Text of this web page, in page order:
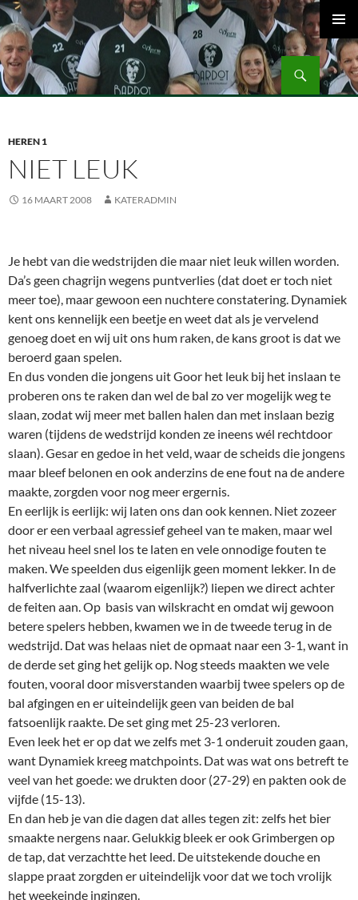
Ga
naar
de
inhoud
Volleybalvereniging Vips Bardot
Zoeken
MENU
HEREN 1
NIET LEUK
16 MAART 2008 KATERADMIN
Je hebt van die wedstrijden die maar niet leuk willen worden.
Da’s geen chagrijn wegens puntverlies (dat doet er toch niet
meer toe), maar gewoon een nuchtere constatering. Dynamiek
kent ons kennelijk een beetje en weet dat als je vervelend
genoeg doet en wij uit ons hum raken, de kans groot is dat we
beroerd gaan spelen.
En dus vonden die jongens uit Goor het leuk bij het inslaan te
proberen ons te raken dan wel de bal zo ver mogelijk weg te
slaan, zodat wij meer met ballen halen dan met inslaan bezig
waren (tijdens de wedstrijd konden ze ineens wél rechtdoor
slaan). Gesar en gedoe in het veld, waar de scheids die jongens
maar bleef belonen en ook anderzins de ene fout na de andere
maakte, zorgden voor nog meer ergernis.
En eerlijk is eerlijk: wij laten ons dan ook kennen. Niet zozeer
door er een verbaal agressief geheel van te maken, maar wel
het niveau heel snel los te laten en vele onnodige fouten te
maken. We speelden dus eigenlijk geen moment lekker. In de
halfverlichte zaal (waarom eigenlijk?) liepen we direct achter
de feiten aan. Op basis van wilskracht en omdat wij gewoon
betere spelers hebben, kwamen we in de tweede terug in de
wedstrijd. Dat was helaas niet de opmaat naar een 3-1, want in
de derde set ging het gelijk op. Nog steeds maakten we vele
fouten, vooral door misverstanden waarbij twee spelers op de
bal afgingen en er uiteindelijk geen van beiden de bal
fatsoenlijk raakte. De set ging met 25-23 verloren.
Even leek het er op dat we zelfs met 3-1 onderuit zouden gaan,
want Dynamiek kreeg matchpoints. Dat was wat ons betreft te
veel van het goede: we drukten door (27-29) en pakten ook de
vijfde (15-13).
En dan heb je van die dagen dat alles tegen zit: zelfs het bier
smaakte nergens naar. Gelukkig bleek er ook Grimbergen op
de tap, dat verzachtte het leed. De uitstekende douche en
slappe praat zorgden er uiteindelijk voor dat we toch vrolijk
het weekeinde ingingen.